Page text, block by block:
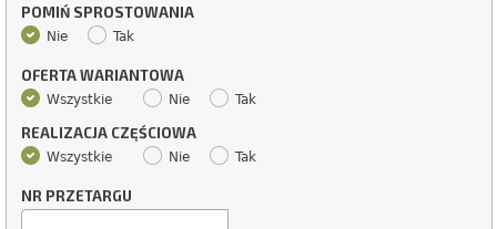
POMIŃ SPROSTOWANIA
Nie Tak
OFERTA WARIANTOWA
Wszystkie Nie Tak
REALIZACJA CZĘŚCIOWA
Wszystkie Nie Tak
NR PRZETARGU